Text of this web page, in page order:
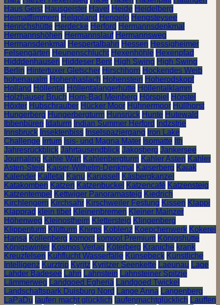
Haus Geist Hausgeister Havel Heide Heidelberg
Heimatflimmern Helgoland Hengelo Hengsteysee
Henrichshütte Herdecke Herford Hermannsdenkmal
Hermannshöhen Hermannslauf Hermannsweg
Hermansdenkmal
Hespertalbahn Hessen Hessigheimer
Felsengärten Heunenschlucht Hexenhöhle Hexenpfad
Hidddenhausen Hiddeser Bent High Swing High Swing
Berlin Hintertuxer Gletscher Hirschhorn Hockendes Weib
hohenaualm Hohenhaslach Hohenstein Hoherodskopf
Holland Höllental Höllentalangerhütte Höllentalklamm
Holzhauser Bruch Horn-Bad Meinberg Hörspiel Hörstel
Höxter Hubschrauber Hücker Moor Hühnermoor Hüllhorst
Hungerberg Hungerbergturm Hunsrück Hunte Hutewald
Ibbenbüren Idaturm Indian Summer Herford
Indzstrie
Innsbruck Insektenbiss Inselspaziergang Iron Lake
Challenge Irrtum Isis- und Magna Mater Isomatte Ith
Jahresrückblick Jahrtausendblick Jakosberg Jankersee
Journaling Kahle Wart Kahlenbergturm Kahler Asten Kahler
Asten-Steig Kaiser-Wilhelm-Denkmal Kaiserberg Kajak
Kalender Kalletal Kanu Karussell
Käsbergkanzel
Katakomben Katzen Katzenbuckel Katzencafé Katzensteig
Katzentempel Kettwiger Panoramasteig Kiedrich
Kirchlengern Kirchsahr Kirschweiler Festung Kissen Klappi
Klapprad klein tibet Kleinenbremen Kleiner Mainzer
Höhenweg Kleinostheim Klettersteig Klingenberg
Klippenturm Klütturm Knirps Koblenz Koepchenwerk Kokerei
Hansa Kollenberg komoot komoot Premium Königshütte
Königswinter Kosmos Verlag Köterberg Kraniche krank
Kreuzfelsen Kuhflucht Wasserfälle Künsebeck Künstliche
Intelligenz Kurztrip Kyritz Kyritzer Seenkette Laeunau Lage
Lahder Badesee Lahn Lahnstein Lahnsteiner Spitzje
Lämmerweg Landgoed Egheria Landgoed Twickel
Landschaftspark Duisburg Nord Lange Anna Langenberg
LaPaDu laufen macht glücklich laufenmachtglücklich Lauffen